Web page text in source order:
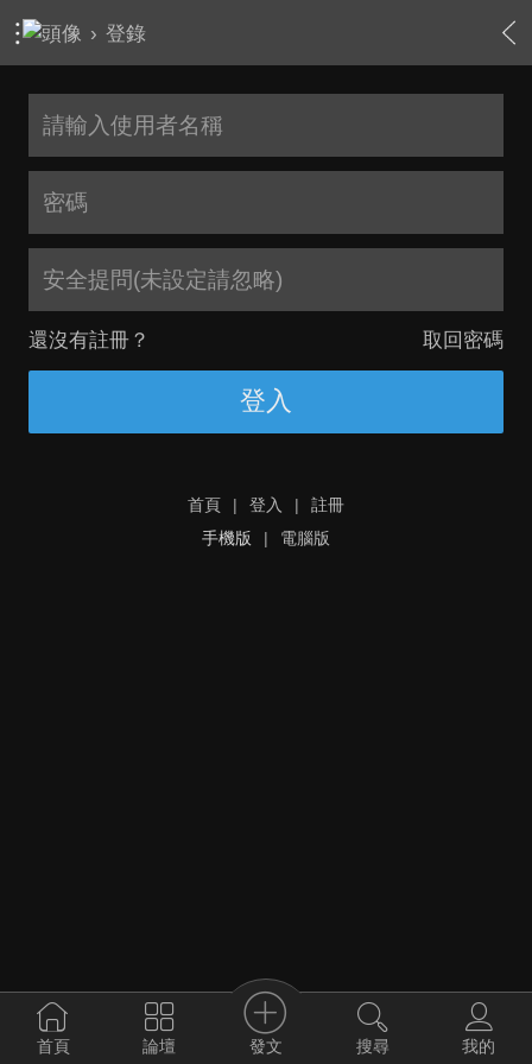
› 登錄
安全提問(未設定請忽略)
還沒有註冊？ 取回密碼
登入
首頁 | 登入 |
註冊
手機版
| 電腦版
首頁 論壇 發文 搜尋 我的